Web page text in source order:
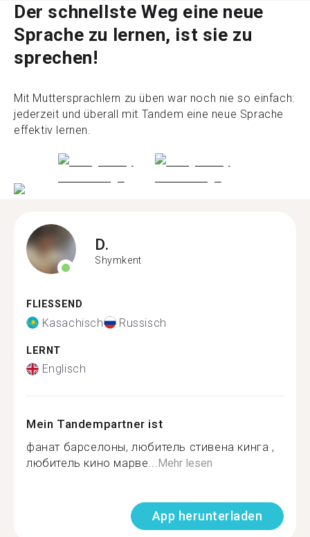
Der schnellste Weg eine neue
Sprache zu lernen, ist sie zu
sprechen!
Mit Muttersprachlern zu üben war noch nie so einfach:
jederzeit und überall mit Tandem eine neue Sprache
effektiv lernen.
D.
Shymkent
FLIESSEND
Kasachisch Russisch
LERNT
Englisch
Mein Tandempartner ist
фанат барселоны, любитель стивена кинга ,
любитель кино марве...Mehr lesen
App herunterladen